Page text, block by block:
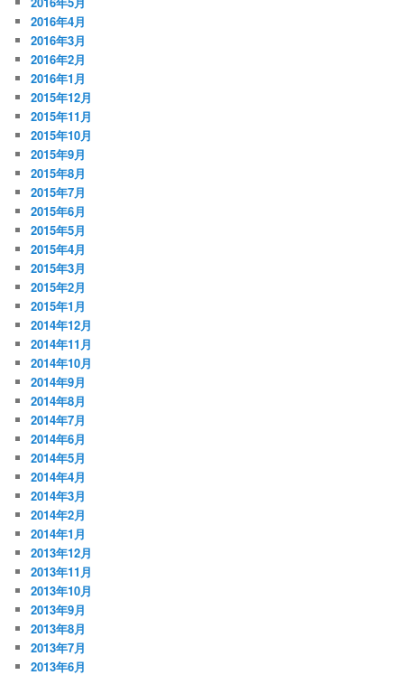
2016年4月
2016年3月
2016年2月
2016年1月
2015年12月
2015年11月
2015年10月
2015年9月
2015年8月
2015年7月
2015年6月
2015年5月
2015年4月
2015年3月
2015年2月
2015年1月
2014年12月
2014年11月
2014年10月
2014年9月
2014年8月
2014年7月
2014年6月
2014年5月
2014年4月
2014年3月
2014年2月
2014年1月
2013年12月
2013年11月
2013年10月
2013年9月
2013年8月
2013年7月
2013年6月